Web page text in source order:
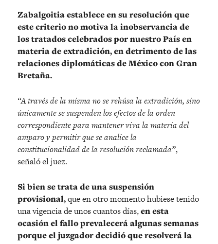
Zabalgoitia establece en su resolución que
este criterio no motiva la inobservancia de
los tratados celebrados por nuestro País en
materia de extradición, en detrimento de las
relaciones diplomáticas de México con Gran
Bretaña.
“A través de la misma no se rehúsa la extradición, sino
únicamente se suspenden los efectos de la orden
correspondiente para mantener viva la materia del
amparo y permitir que se analice la
constitucionalidad de la resolución reclamada”,
señaló el juez.
Si bien se trata de una suspensión
provisional,que en otro momento hubiese tenido
una vigencia de unos cuantos días,en esta
ocasión el fallo prevalecerá algunas semanas
porque el juzgador decidió que resolverá la